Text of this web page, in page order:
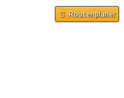
Routenplaner